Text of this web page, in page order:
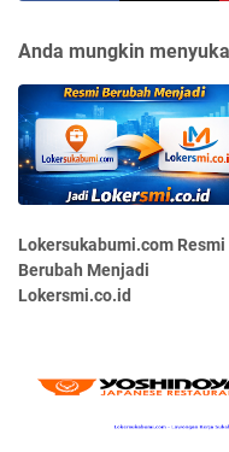
Anda mungkin
Lokersukabumi.com Resmi
Berubah Menjadi
Lokersmi.co.id